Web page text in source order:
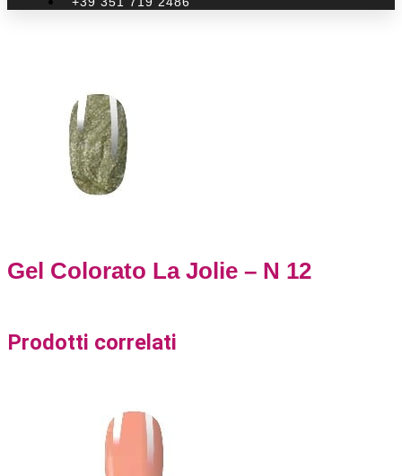
Gel Colorato La Jolie – N 12
Prodotti correlati